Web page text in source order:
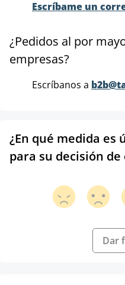
Escríbame un
¿Pedidos al por
empresas?
Escríbanos a
¿En qué medida es
para su decisión de
Dar